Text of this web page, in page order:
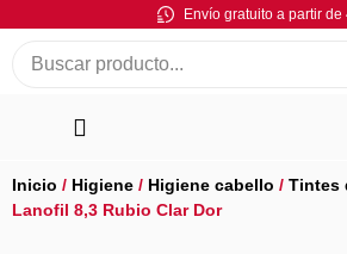
Envío gratuito a partir de
Inicio / Higiene / Higiene cabello / Tintes
Lanofil 8,3 Rubio Clar Dor